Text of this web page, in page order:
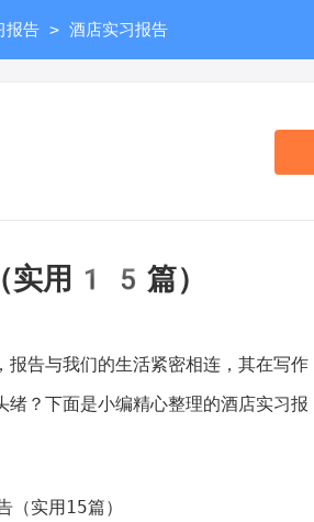
报告 > 酒店实习报告
实用15篇）
告与我们的生活紧密相连，其在写作
？下面是小编精心整理的酒店实习报